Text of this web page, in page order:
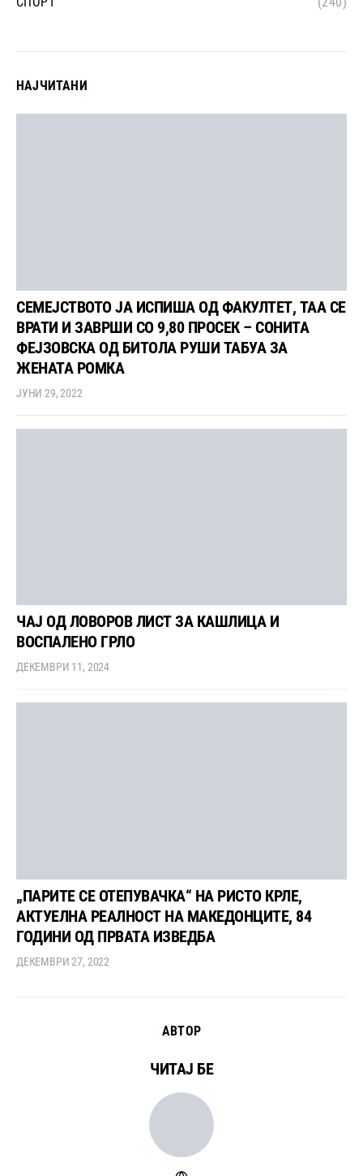
НАЈЧИТАНИ
СЕМЕЈСТВОТО ЈА ИСПИША ОД ФАКУЛТЕТ, ТАА СЕ
ВРАТИ И ЗАВРШИ СО 9,80 ПРОСЕК – СОНИТА
ФЕЈЗОВСКА ОД БИТОЛА РУШИ ТАБУА ЗА
ЖЕНАТА РОМКА
ЈУНИ 29, 2022
ЧАЈ ОД ЛОВОРОВ ЛИСТ ЗА КАШЛИЦА И
ВОСПАЛЕНО ГРЛО
ДЕКЕМВРИ 11, 2024
„ПАРИТЕ СЕ ОТЕПУВАЧКА“ НА РИСТО КРЛЕ,
АКТУЕЛНА РЕАЛНОСТ НА МАКЕДОНЦИТЕ, 84
ГОДИНИ ОД ПРВАТА ИЗВЕДБА
ДЕКЕМВРИ 27, 2022
АВТОР
ЧИТАЈ БЕ